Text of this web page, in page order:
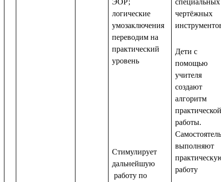
логические
умозаключения
переводим на
практический
уровень
Стимулирует
дальнейшую
работу по
чертёжных
Дети с
помощью
учителя
создают
алгоритм
работы.
выполняют
работу